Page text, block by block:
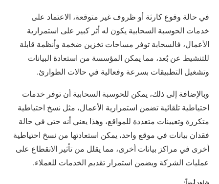
في حالة وقوع كارثة أو ظروف غير متوقعة، الاعتماد على
خدمات الحوسبة السحابية يكون له أثر كبير على استمرارية
الأعمال، فالسحابة توفر مساحات تخزين ضخمة وأنظمة قابلة
للتنشيط عن بُعد، مما يمكن المؤسسة من استعادة البيانات
وتشغيل التطبيقات بسرعة وفعالية في حالات الطوارئ.
وبالإضافة إلى ذلك، يمكن للحوسبة السحابية أن توفر خدمات
احتياطية تلقائية تضمن استمرارية الأعمال، مثل نسخ احتياطية
متكررة وتعيينات متعددة للمواقع، وهذا يعني أنه حتى في حالة
فقدان بيانات في موقع واحد، يمكن استعادتها من نسخ احتياطية
أخرى في مراكز بيانات أخرى، مما يقلل من تأثير الانقطاع على
عمليات الشركة ويضمن استمرار تقديم الخدمات للعملاء.